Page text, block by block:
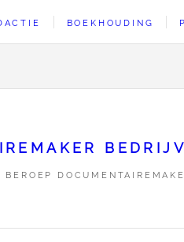
BOEKHOUDING